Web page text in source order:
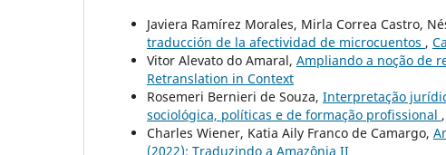
Javiera Ramírez Morales, Mirla Correa Castro,
traducción de la afectividad de microcuentos ,
Vitor Alevato do Amaral, Ampliando a noção de
Retranslation in Context
Rosemeri Bernieri de Souza, Interpretação
sociológica, políticas e de formação profissional ,
Charles Wiener, Katia Aily Franco de Camargo,
(2022): Traduzindo a Amazônia II